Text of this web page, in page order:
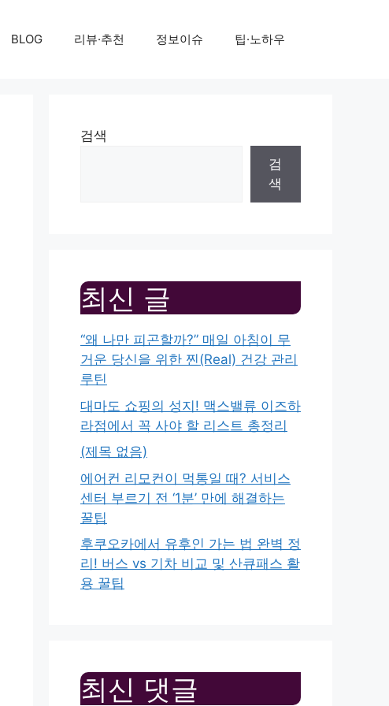
BLOG 리뷰·추천 정보이슈 팁·노하우
검색
검
색
최신 글
“왜 나만 피곤할까?” 매일 아침이 무
거운 당신을 위한 찐(Real) 건강 관리
루틴
대마도 쇼핑의 성지! 맥스밸류 이즈하
라점에서 꼭 사야 할 리스트 총정리
(제목 없음)
에어컨 리모컨이 먹통일 때? 서비스
센터 부르기 전 ‘1분’ 만에 해결하는
꿀팁
후쿠오카에서 유후인 가는 법 완벽 정
리! 버스 vs 기차 비교 및 산큐패스 활
용 꿀팁
최신 댓글